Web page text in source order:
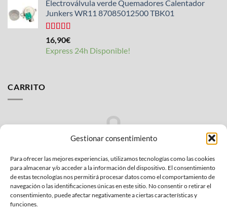
Gestionar consentimiento
Para ofrecer las mejores experiencias, utilizamos tecnologías como las cookies
para almacenar y/o acceder a la información del dispositivo. El consentimiento
de estas tecnologías nos permitirá procesar datos como el comportamiento de
navegación o las identificaciones únicas en este sitio. No consentir o retirar el
consentimiento, puede afectar negativamente a ciertas características y
funciones.
Electroválvula verde Quemadores Calentador
Junkers WR11 87085012500 TBK01
Valorado
con
de 5
16,90€
Express 24h Disponible!
CARRITO
No hay productos en el carrito.
VOLVER A LA TIENDA